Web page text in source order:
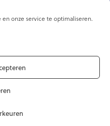
onze service te optimaliseren.